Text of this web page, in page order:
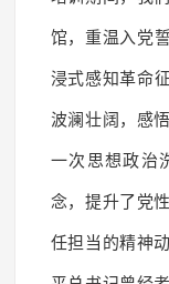
馆，重温入党
浸式感知革命
波澜壮阔，感
一次思想政治
念，提升了党
任担当的精神